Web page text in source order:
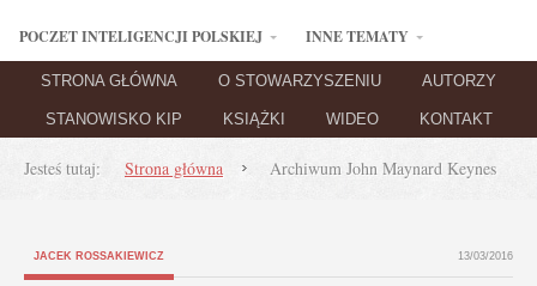
POCZET INTELIGENCJI POLSKIEJ INNE TEMATY
STRONA GŁÓWNA O STOWARZYSZENIU AUTORZY
STANOWISKO KIP KSIĄŻKI WIDEO KONTAKT
Jesteś tutaj: Strona główna Archiwum John Maynard Keynes
JACEK ROSSAKIEWICZ 13/03/2016